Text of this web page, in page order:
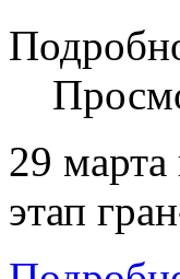
29
этап